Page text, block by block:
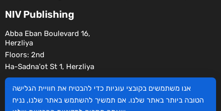
NIV Publishing
Abba Eban Boulevard 16,
Herzliya
Floors: 2nd
Ha-Sadna'ot St 1, Herzliya
Social
אנו משתמשים בקובצי עוגיות כדי להבטיח את חוויית הגלישה
הטובה ביותר באתר שלנו. אם תמשיך להשתמש באתר שלנו, נניח